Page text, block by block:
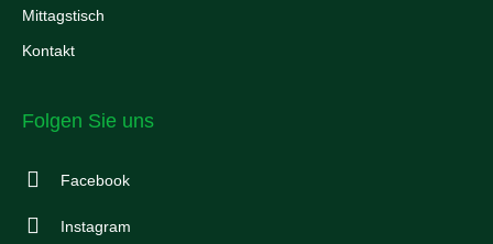
Mittagstisch
Kontakt
Folgen Sie uns
Facebook
Instagram